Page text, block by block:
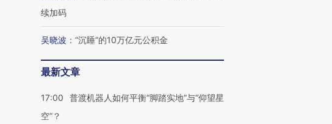
续加码
吴晓波 ： “沉睡”的10万亿元公积金
最新文章
17:00
普渡机器人如何平衡“脚踏实地”与“仰望星
空”？